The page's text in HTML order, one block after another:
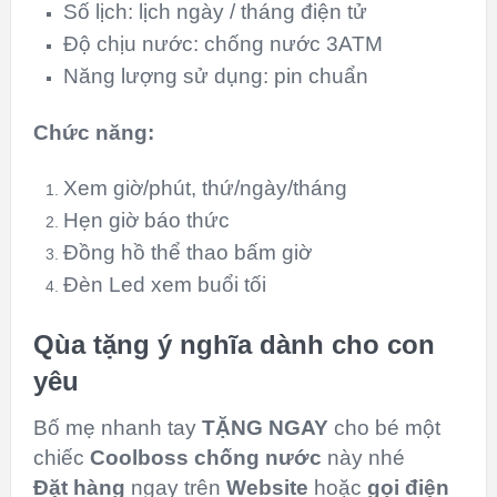
Số lịch: lịch ngày / tháng điện tử
Độ chịu nước: chống nước 3ATM
Năng lượng sử dụng: pin chuẩn
Chức năng:
Xem giờ/phút, thứ/ngày/tháng
Hẹn giờ báo thức
Đồng hồ thể thao bấm giờ
Đèn Led xem buổi tối
Qùa tặng ý nghĩa dành cho con
yêu
Bố mẹ nhanh tay TẶNG NGAY cho bé một
chiếc Coolboss chống nước này nhé
Đặt hàng ngay trên Website hoặc gọi điện